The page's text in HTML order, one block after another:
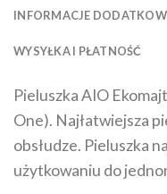
INFORMACJE
WYSYŁKA I PŁATNOŚĆ
Pieluszka AIO
One). Najłatwiejsza
obsłudze. Pieluszka
użytkowaniu do